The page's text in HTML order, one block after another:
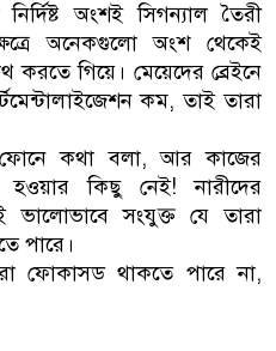
অংশই সিগন্যাল তৈরী
অনেকগুলো অংশ থেকেই
করতে গিয়ে। মেয়েদের ব্রেইনে
কম, তাই তারা
ফোনে কথা বলা, আর কাজের
কিছু নেই! নারীদের
ভালোভাবে সংযুক্ত যে তারা
পারে।
ফোকাসড থাকতে পারে না,